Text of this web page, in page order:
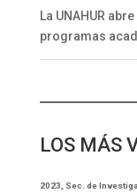
La UNAHUR
programas
LOS MÁS